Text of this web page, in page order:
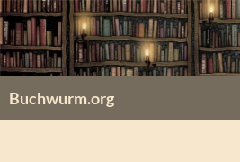
Zum
Inhalt
springen
Buchwurm.org